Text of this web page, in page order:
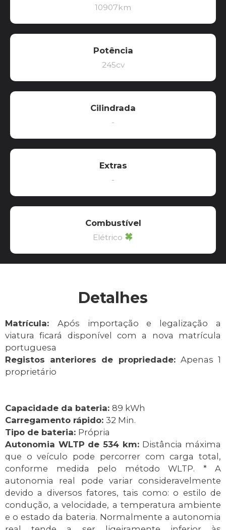
10907km
Potência
245cv
Cilindrada
-
Extras
-
Combustível
Elétrico
Detalhes
Matrícula: Após importação e legalização a
viatura ficará disponível com a nova matrícula
portuguesa
Registos anteriores de propriedade: Apenas 1
proprietário
Capacidade da bateria: 89 kWh
Carregamento rápido: 32 Min.
Tipo de bateria: Própria
Autonomia WLTP de 534 km: Distância máxima
que o veículo pode percorrer com carga total,
conforme medida pelo método WLTP. * A
autonomia real pode variar consideravelmente
devido a diversos fatores, tais como: o estilo de
condução, a velocidade, a temperatura ambiente
e o estado da bateria. Normalmente a autonomia